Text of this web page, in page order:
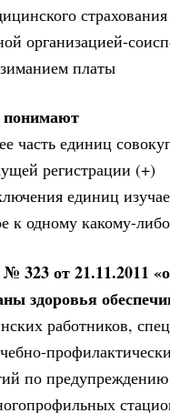
страхования
организацией-
платы
часть единиц
регистрации (+)
единиц
к одному какому-
№ 323 от 21.11.2011
здоровья
работников,
по